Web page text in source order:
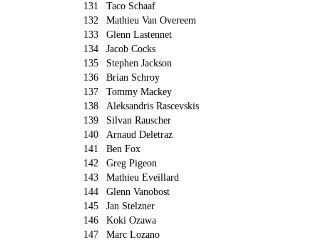
131
Taco Schaaf
132
Mathieu Van Overeem
133
Glenn Lastennet
134
Jacob Cocks
135
Stephen Jackson
136
Brian Schroy
137
Tommy Mackey
138
Aleksandris Rascevskis
139
Silvan Rauscher
140
Arnaud Deletraz
141
Ben Fox
142
Greg Pigeon
143
Mathieu Eveillard
144
Glenn Vanobost
145
Jan Stelzner
146
Koki Ozawa
147
Marc Lozano